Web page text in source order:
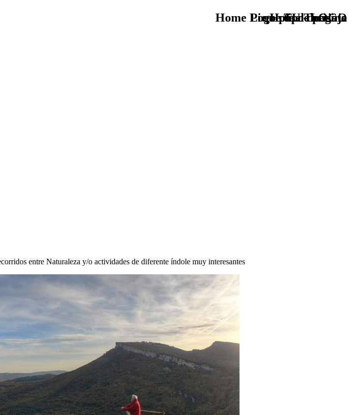
TU - LOGO
entre Naturaleza y/o actividades de diferente índole muy interesantes
que tipo de viaje
Home Logo pie de página
Pie Home Turismo